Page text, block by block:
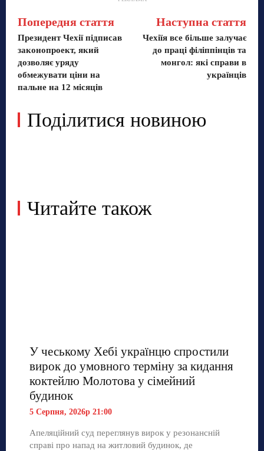
Попередня стаття
Президент Чехії підписав
законопроект, який
дозволяє уряду
обмежувати ціни на
пальне на 12 місяців
Наступна стаття
Чехіїя все більше залучає
до праці філіппінців та
монгол: які справи в
українців
Поділитися новиною
Читайте також
У чеському Хебі українцю спростили
вирок до умовного терміну за кидання
коктейлю Молотова у сімейний
будинок
5 Серпня, 2026р 21:00
Апеляційний суд переглянув вирок у резонансній
справі про напад на житловий будинок, де